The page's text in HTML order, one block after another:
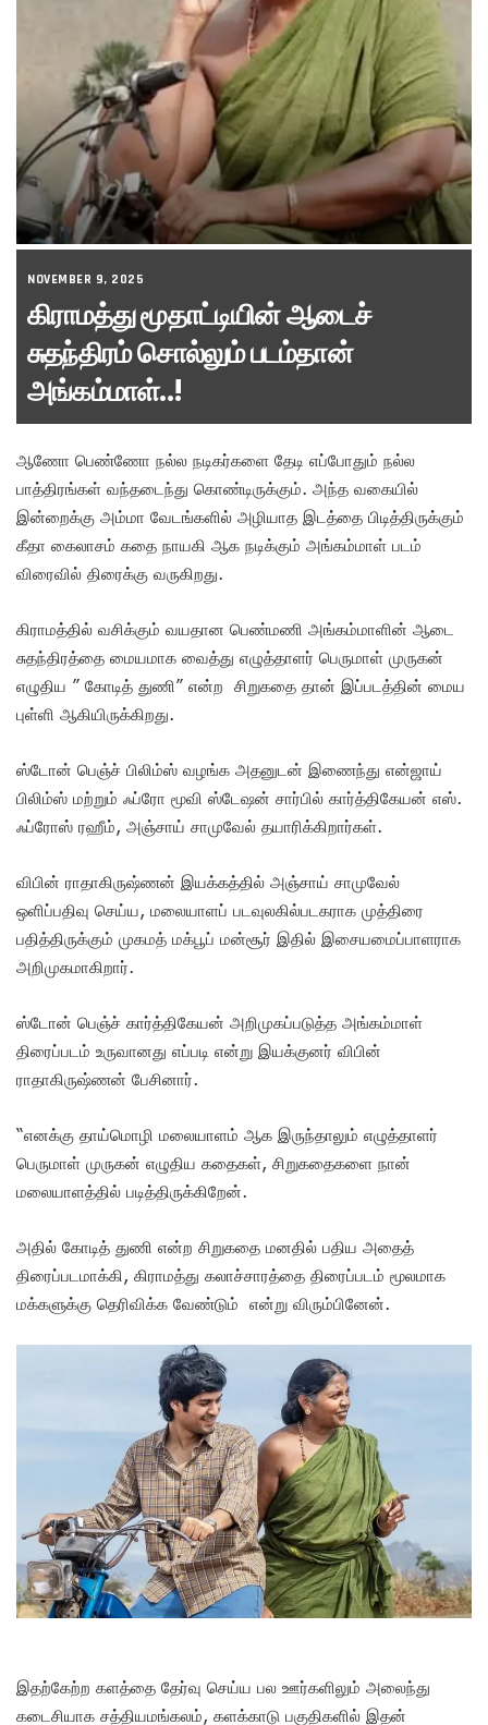
NOVEMBER 9, 2025
கிராமத்து மூதாட்டியின் ஆடைச்
சுதந்திரம் சொல்லும் படம்தான்
அங்கம்மாள்..!
ஆணோ பெண்ணோ நல்ல நடிகர்களை தேடி எப்போதும் நல்ல
பாத்திரங்கள் வந்தடைந்து கொண்டிருக்கும். அந்த வகையில்
இன்றைக்கு அம்மா வேடங்களில் அழியாத இடத்தை பிடித்திருக்கும்
கீதா கைலாசம் கதை நாயகி ஆக நடிக்கும் அங்கம்மாள் படம்
விரைவில் திரைக்கு வருகிறது.
கிராமத்தில் வசிக்கும் வயதான பெண்மணி அங்கம்மாளின் ஆடை
சுதந்திரத்தை மையமாக வைத்து எழுத்தாளர் பெருமாள் முருகன்
எழுதிய ” கோடித் துணி” என்ற சிறுகதை தான் இப்படத்தின் மைய
புள்ளி ஆகியிருக்கிறது.
ஸ்டோன் பெஞ்ச் பிலிம்ஸ் வழங்க அதனுடன் இணைந்து என்ஜாய்
பிலிம்ஸ் மற்றும் ஃப்ரோ மூவி ஸ்டேஷன் சார்பில் கார்த்திகேயன் எஸ்.
ஃப்ரோஸ் ரஹீம், அஞ்சாய் சாமுவேல் தயாரிக்கிறார்கள்.
விபின் ராதாகிருஷ்ணன் இயக்கத்தில் அஞ்சாய் சாமுவேல்
ஒளிப்பதிவு செய்ய, மலையாளப் படவுலகில்படகராக முத்திரை
பதித்திருக்கும் முகமத் மக்பூப் மன்சூர் இதில் இசையமைப்பாளராக
அறிமுகமாகிறார்.
ஸ்டோன் பெஞ்ச் கார்த்திகேயன் அறிமுகப்படுத்த அங்கம்மாள்
திரைப்படம் உருவானது எப்படி என்று இயக்குனர் விபின்
ராதாகிருஷ்ணன் பேசினார்.
“எனக்கு தாய்மொழி மலையாளம் ஆக இருந்தாலும் எழுத்தாளர்
பெருமாள் முருகன் எழுதிய கதைகள், சிறுகதைகளை நான்
மலையாளத்தில் படித்திருக்கிறேன்.
அதில் கோடித் துணி என்ற சிறுகதை மனதில் பதிய அதைத்
திரைப்படமாக்கி, கிராமத்து கலாச்சாரத்தை திரைப்படம் மூலமாக
மக்களுக்கு தெரிவிக்க வேண்டும் என்று விரும்பினேன்.
இதற்கேற்ற களத்தை தேர்வு செய்ய பல ஊர்களிலும் அலைந்து
கடைசியாக சத்தியமங்கலம், களக்காடு பகுதிகளில் இதன்